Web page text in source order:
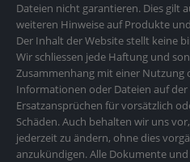
Dateien nicht garantieren. Dies gilt
weiteren Hinweise auf Produkte
Der Inhalt der Website stellt keine
Wir schliessen jede Haftung und
Zusammenhang mit einer
Informationen oder Dateien auf
Ersatzansprüchen für vorsätzlich
Schäden. Auch behalten wir uns
jederzeit zu ändern, ohne dies
anzukündigen. Alle Dokumente